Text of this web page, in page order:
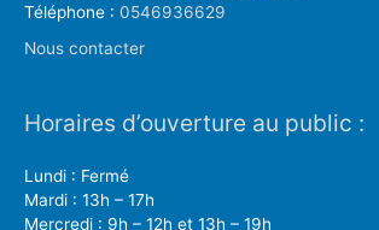
Téléphone : 0546936629
Nous contacter
Horaires d’ouverture au public :
Lundi : Fermé
Mardi : 13h – 17h
Mercredi : 9h – 12h et 13h – 19h